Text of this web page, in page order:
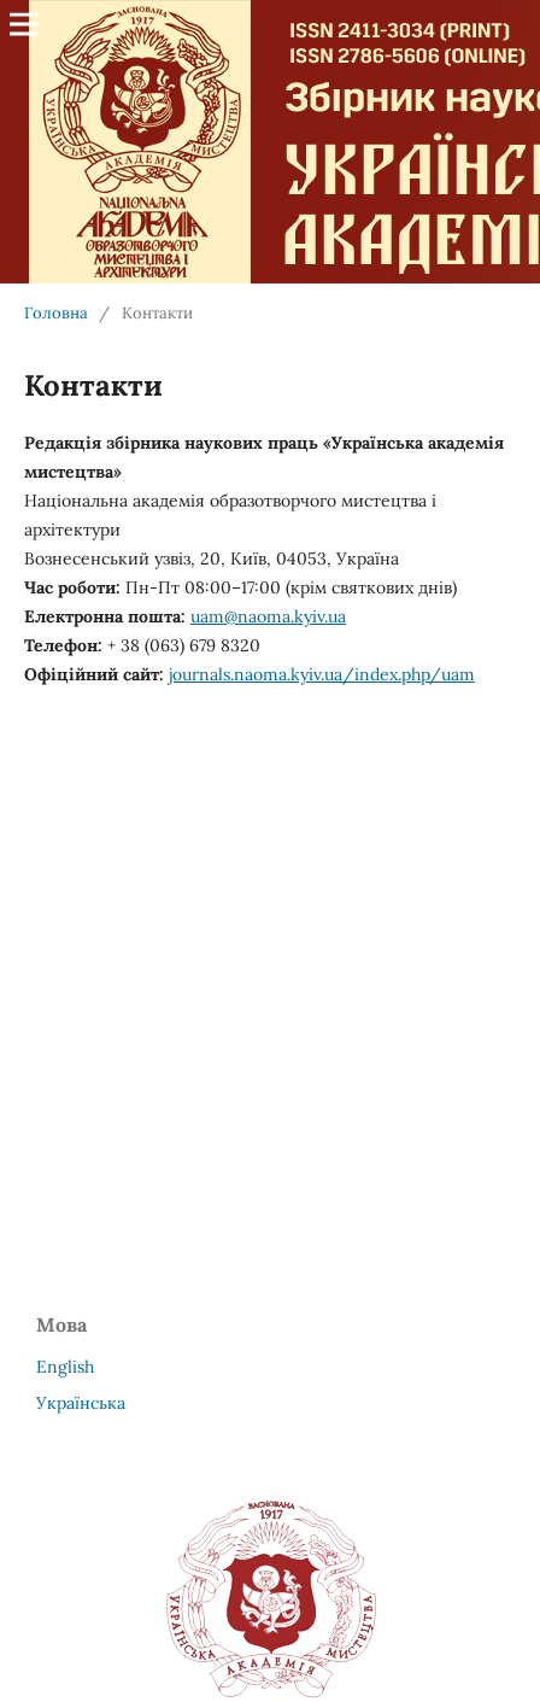
Головна / Контакти
Контакти
Редакція збірника наукових праць«Українська академія
мистецтва»
Національна академія образотворчого мистецтва і
архітектури
Вознесенський узвіз, 20, Київ, 04053, Україна
Час роботи: Пн-Пт 08:00–17:00 (крім святкових днів)
Електронна пошта: uam@naoma.kyiv.ua
Телефон: + 38 (063) 679 8320
Офіційний сайт: journals.naoma.kyiv.ua/index.php/uam
Мова
English
Українська